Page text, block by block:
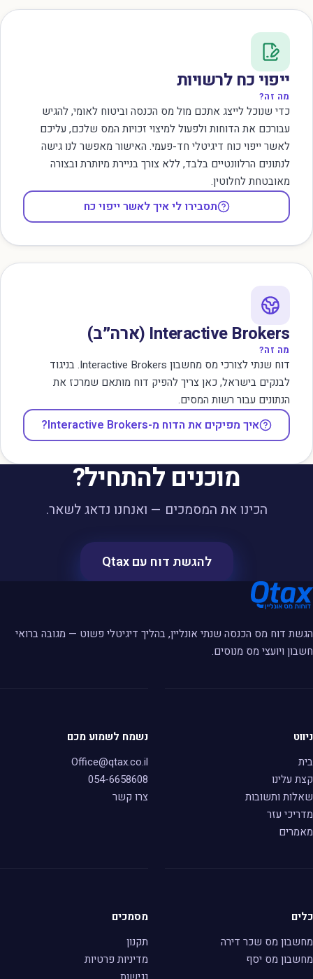
ייפוי כח לרשויות
מה זה?
כדי שנוכל לייצג אתכם מול מס הכנסה וביטוח לאומי, להגיש
עבורכם את הדוחות ולפעול למיצוי זכויות המס שלכם, עליכם
לאשר ייפוי כוח דיגיטלי חד-פעמי. האישור מאפשר לנו גישה
לנתונים הרלוונטיים בלבד, ללא צורך בניירת מיותרת ובצורה
מאובטחת לחלוטין.
תסבירו לי איך לאשר ייפוי כח
Interactive Brokers (ארה״ב)
מה זה?
דוח שנתי לצורכי מס מחשבון Interactive Brokers. בניגוד
לבנקים בישראל, כאן צריך להפיק דוח מותאם שמרכז את
הנתונים עבור רשות המסים.
איך מפיקים את הדוח מ-Interactive Brokers?
מוכנים להתחיל?
הכינו את המסמכים — ואנחנו נדאג לשאר.
להגשת דוח עם Qtax
הגשת דוח מס הכנסה שנתי אונליין, בהליך דיגיטלי פשוט — מגובה ברואי
חשבון ויועצי מס מנוסים.
ניווט
בית
קצת עלינו
שאלות ותשובות
מדריכי עזר
מאמרים
נשמח לשמוע מכם
Office@qtax.co.il
054-6658608
צרו קשר
כלים
מחשבון מס שכר דירה
מחשבון מס יסף
מסמכים
תקנון
מדיניות פרטיות